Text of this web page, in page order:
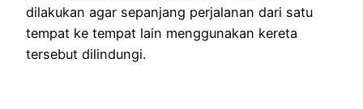
dilakukan agar sepanjang perjalanan dari satu
tempat ke tempat lain menggunakan kereta
tersebut dilindungi.